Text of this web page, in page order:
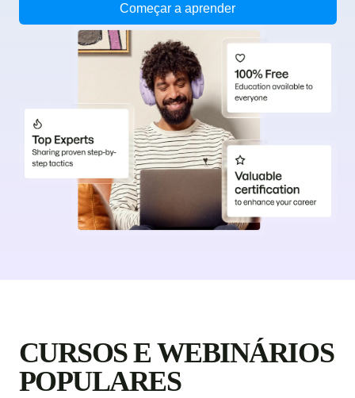
Começar a aprender
CURSOS E WEBINÁRIOS
POPULARES